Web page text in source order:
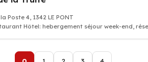
Poste 4, 1342 LE PONT
Hôtel: hebergement séjour week-end,